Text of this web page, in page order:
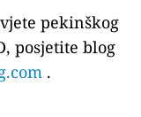
pekinškog
posjetite blog
.